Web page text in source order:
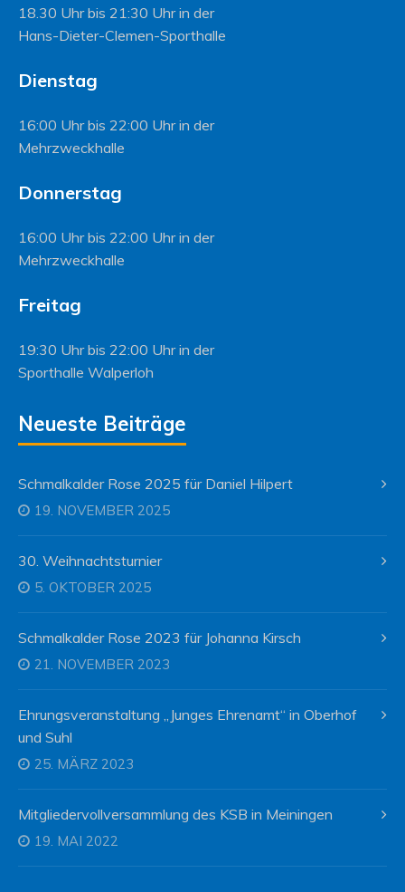
18.30 Uhr bis 21:30 Uhr in der
Hans-Dieter-Clemen-Sporthalle
Dienstag
16:00 Uhr bis 22:00 Uhr in der
Mehrzweckhalle
Donnerstag
16:00 Uhr bis 22:00 Uhr in der
Mehrzweckhalle
Freitag
19:30 Uhr bis 22:00 Uhr in der
Sporthalle Walperloh
Neueste Beiträge
Schmalkalder Rose 2025 für Daniel Hilpert
19. NOVEMBER 2025
30. Weihnachtsturnier
5. OKTOBER 2025
Schmalkalder Rose 2023 für Johanna Kirsch
21. NOVEMBER 2023
Ehrungsveranstaltung „Junges Ehrenamt“ in Oberhof
und Suhl
25. MÄRZ 2023
Mitgliedervollversammlung des KSB in Meiningen
19. MAI 2022